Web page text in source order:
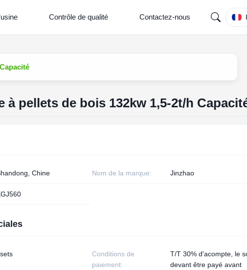
Contrôle de qualité Contactez-nous
à pellets de bois 132kw 1,5-2t/h
Chine Nom de la marque: Jinzhao
Conditions de
paiement:
T/T 30% d'acompte, le
devant être payé avant